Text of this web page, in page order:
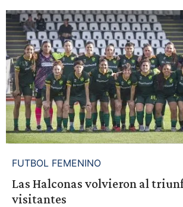
FUTBOL FEMENINO
Las Halconas volvieron al
visitantes